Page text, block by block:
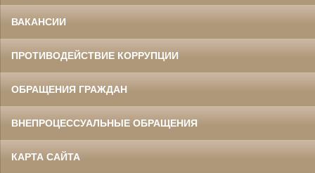
ВАКАНСИИ
ПРОТИВОДЕЙСТВИЕ КОРРУПЦИИ
ОБРАЩЕНИЯ ГРАЖДАН
ВНЕПРОЦЕССУАЛЬНЫЕ ОБРАЩЕНИЯ
КАРТА САЙТА